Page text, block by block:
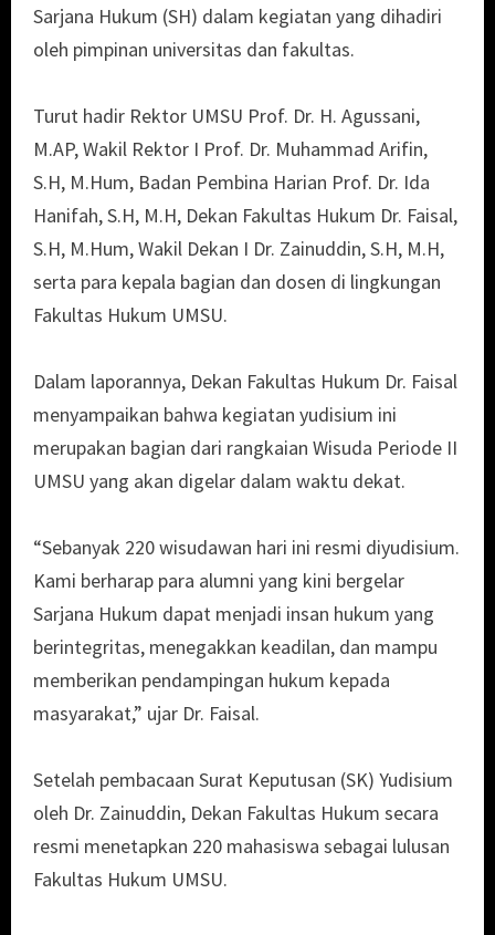
Sarjana Hukum (SH) dalam kegiatan yang dihadiri
oleh pimpinan universitas dan fakultas.
Turut hadir Rektor UMSU Prof. Dr. H. Agussani,
M.AP, Wakil Rektor I Prof. Dr. Muhammad Arifin,
S.H, M.Hum, Badan Pembina Harian Prof. Dr. Ida
Hanifah, S.H, M.H, Dekan Fakultas Hukum Dr. Faisal,
S.H, M.Hum, Wakil Dekan I Dr. Zainuddin, S.H, M.H,
serta para kepala bagian dan dosen di lingkungan
Fakultas Hukum UMSU.
Dalam laporannya, Dekan Fakultas Hukum Dr. Faisal
menyampaikan bahwa kegiatan yudisium ini
merupakan bagian dari rangkaian Wisuda Periode II
UMSU yang akan digelar dalam waktu dekat.
“Sebanyak 220 wisudawan hari ini resmi diyudisium.
Kami berharap para alumni yang kini bergelar
Sarjana Hukum dapat menjadi insan hukum yang
berintegritas, menegakkan keadilan, dan mampu
memberikan pendampingan hukum kepada
masyarakat,” ujar Dr. Faisal.
Setelah pembacaan Surat Keputusan (SK) Yudisium
oleh Dr. Zainuddin, Dekan Fakultas Hukum secara
resmi menetapkan 220 mahasiswa sebagai lulusan
Fakultas Hukum UMSU.